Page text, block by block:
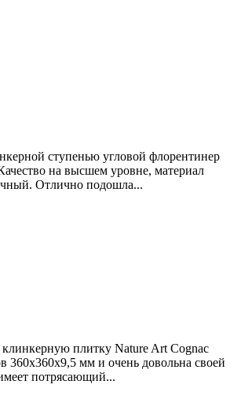
ступенью угловой флорентинер
на высшем уровне, материал
Отлично подошла...
плитку Nature Art Cognac
360x360x9,5 мм и очень довольна своей
потрясающий...